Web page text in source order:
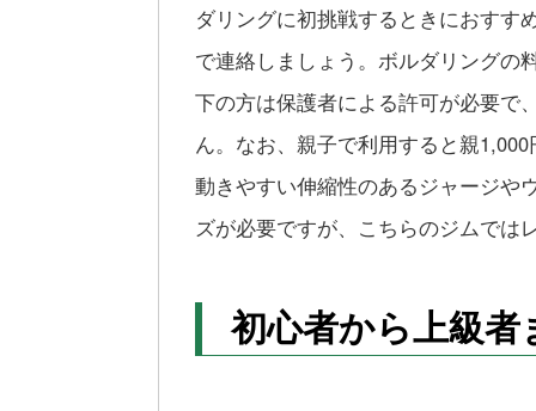
ダリングに初挑戦するときにおすす
で連絡しましょう。ボルダリングの
下の方は保護者による許可が必要で
ん。なお、親子で利用すると親
動きやすい伸縮性のあるジャージや
ズが必要ですが、こちらのジムでは
初心者から上級